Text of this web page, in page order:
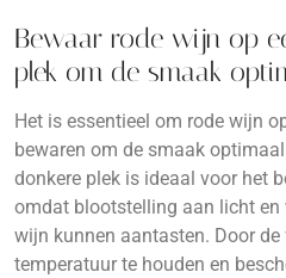
Bewaar rode wijn op
plek om de smaak
Het is essentieel om rode wijn
bewaren om de smaak
donkere plek is ideaal voor het
omdat blootstelling aan licht
wijn kunnen aantasten. Door
temperatuur te houden en